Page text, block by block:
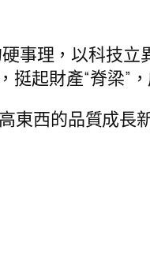
事理，以科技立
起財產“脊梁”
高東西的品質成